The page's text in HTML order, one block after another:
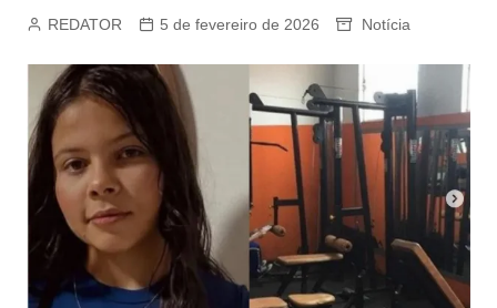
REDATOR 5 de fevereiro de 2026 Notícia